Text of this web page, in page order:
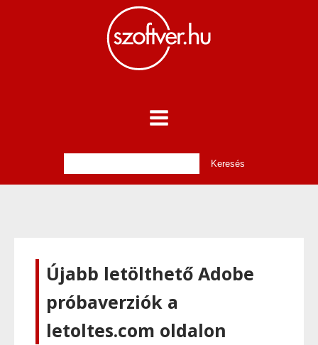
Újabb letölthető Adobe
próbaverziók a
letoltes.com oldalon